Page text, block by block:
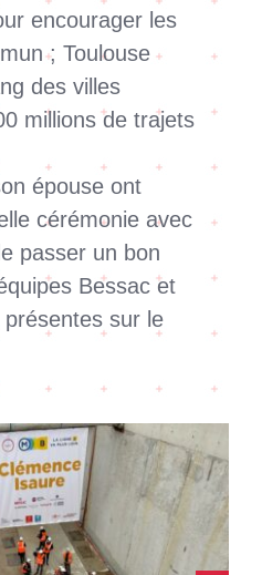
encourager les
; Toulouse
des villes
millions de trajets
épouse ont
cérémonie avec
passer un bon
Bessac et
sur le